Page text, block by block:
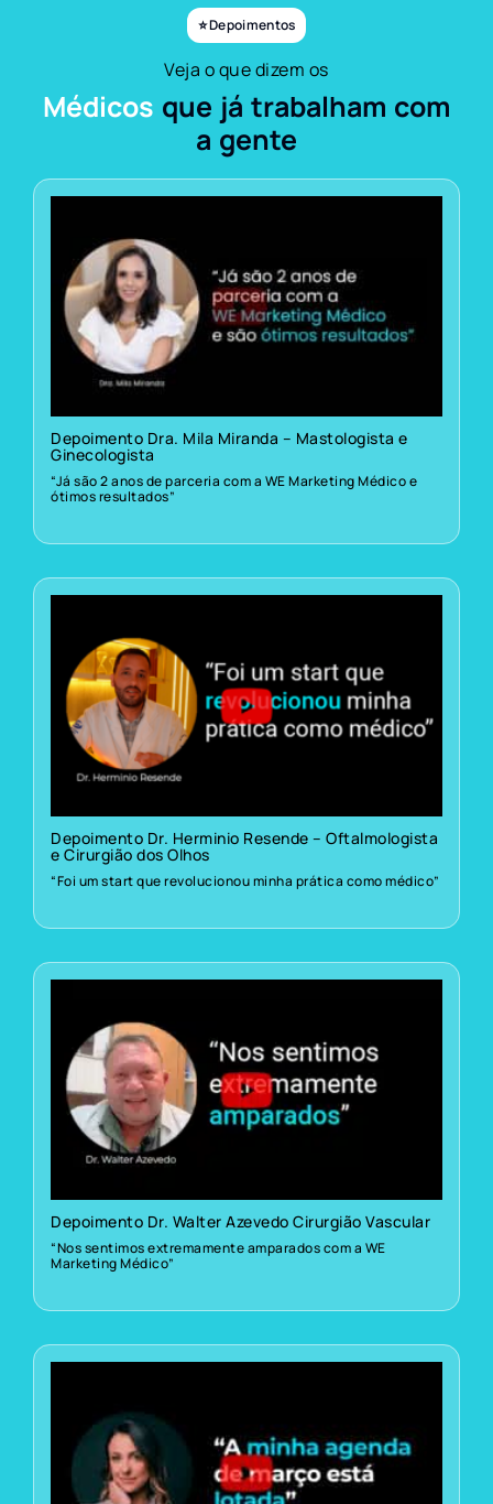
⭐ Depoimentos
Veja o que dizem os
Médicos que já trabalham com
a gente
Depoimento Dra. Mila Miranda – Mastologista e
Ginecologista
“Já são 2 anos de parceria com a WE Marketing Médico e
ótimos resultados”
Depoimento Dr. Herminio Resende – Oftalmologista
e Cirurgião dos Olhos
“Foi um start que revolucionou minha prática como médico”
Depoimento Dr. Walter Azevedo Cirurgião Vascular
“Nos sentimos extremamente amparados com a WE
Marketing Médico”